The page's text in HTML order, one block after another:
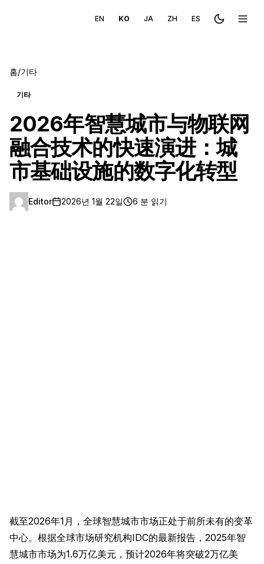
EN KO JA ZH ES Toggle메뉴
홈/기타
기타
2026年智慧城市与物联网
融合技术的快速演进：城
市基础设施的数字化转型
Editor 2026년 1월 22일 6 분 읽기
截至2026年1月，全球智慧城市市场正处于前所未有的变革
中心。根据全球市场研究机构IDC的最新报告，2025年智
慧城市市场为1.6万亿美元，预计2026年将突破2万亿美